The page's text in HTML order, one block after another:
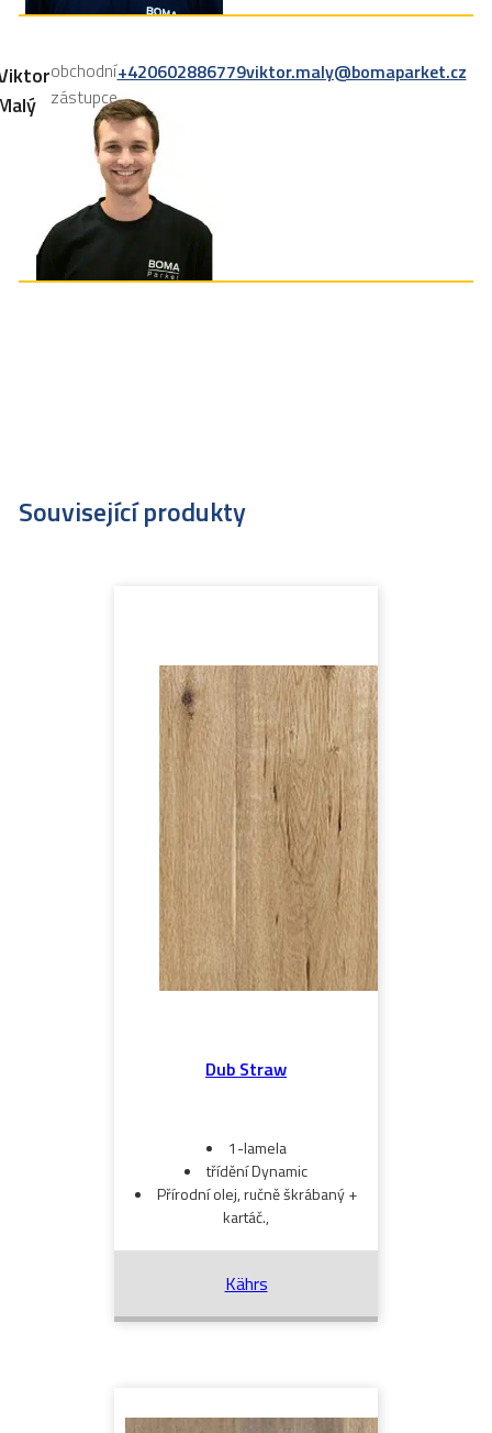
obchodní
zástupce
+420602886779viktor.maly@bomaparket.cz
Související produkty
Dub Straw
1-lamela
třídění Dynamic
Přírodní olej, ručně škrábaný +
kartáč.,
Kährs